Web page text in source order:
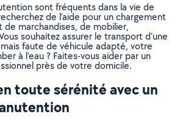
sont fréquents dans la vie de
de l’aide pour un chargement
de marchandises, de mobilier,
souhaitez assurer le transport d’une
faute de véhicule adapté, votre
à l’eau ? Faites-vous aider par un
près de votre domicile.
toute sérénité avec un